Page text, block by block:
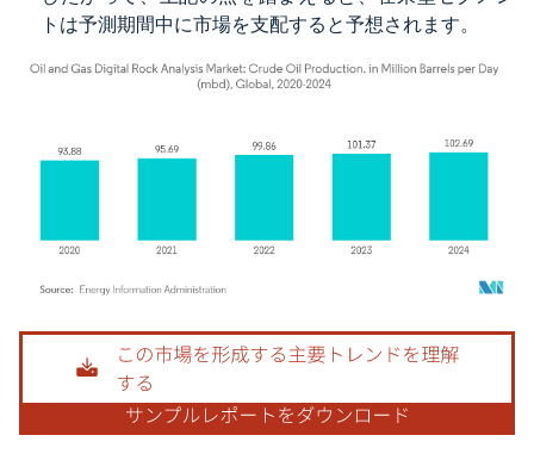
トは予測期間中に市場を支配すると予想されます。
画像 © Mordor Intelligence。再利用にはCC BY 4.0の表示が必要です。